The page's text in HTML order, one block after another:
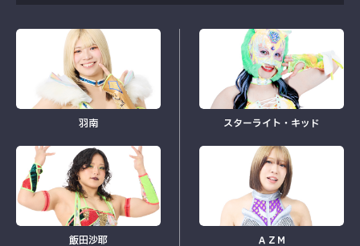
羽南
飯田沙耶
スターライト・キッド
ＡＺＭ